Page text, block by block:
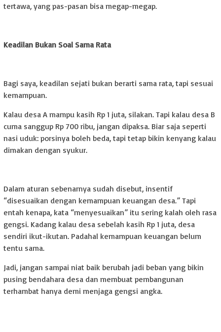
tertawa, yang pas-pasan bisa megap-megap.
Keadilan Bukan Soal Sama Rata
Bagi saya, keadilan sejati bukan berarti sama rata, tapi sesuai
kemampuan.
Kalau desa A mampu kasih Rp 1 juta, silakan. Tapi kalau desa B
cuma sanggup Rp 700 ribu, jangan dipaksa. Biar saja seperti
nasi uduk: porsinya boleh beda, tapi tetap bikin kenyang kalau
dimakan dengan syukur.
Dalam aturan sebenarnya sudah disebut, insentif
“disesuaikan dengan kemampuan keuangan desa.” Tapi
entah kenapa, kata “menyesuaikan” itu sering kalah oleh rasa
gengsi. Kadang kalau desa sebelah kasih Rp 1 juta, desa
sendiri ikut-ikutan. Padahal kemampuan keuangan belum
tentu sama.
Jadi, jangan sampai niat baik berubah jadi beban yang bikin
pusing bendahara desa dan membuat pembangunan
terhambat hanya demi menjaga gengsi angka.